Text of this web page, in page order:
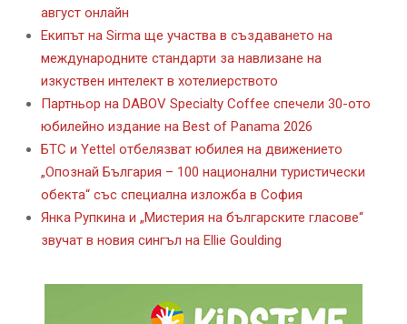
август онлайн
Екипът на Sirma ще участва в създаването на
международните стандарти за навлизане на
изкуствен интелект в хотелиерството
Партньор на DABOV Specialty Coffee спечели 30-ото
юбилейно издание на Best of Panama 2026
БТС и Yettel отбелязват юбилея на движението
„Опознай България – 100 национални туристически
обекта“ със специална изложба в София
Янка Рупкина и „Мистерия на българските гласове“
звучат в новия сингъл на Ellie Goulding